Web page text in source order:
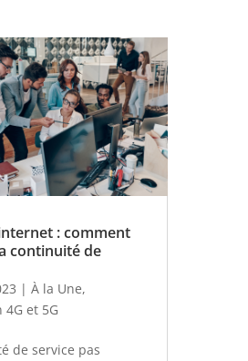
: comment
continuité de
| À la Une,
4G et 5G
de service pas